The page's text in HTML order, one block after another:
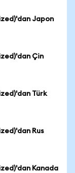
Japon
Çin
Türk
Rus
Kanada